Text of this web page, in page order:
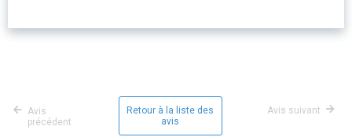
Avis
précédent
Retour à la liste des
avis
Avis suivant